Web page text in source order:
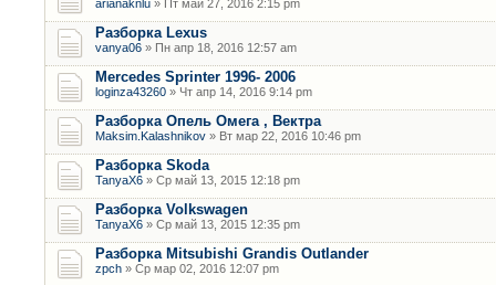
arianaknlu » Пт май 27, 2016 2:15 pm
Разборка Lexus
vanya06 » Пн апр 18, 2016 12:57 am
Mercedes Sprinter 1996- 2006
loginza43260 » Чт апр 14, 2016 9:14 pm
Разборка Опель Омега , Вектра
Maksim.Kalashnikov » Вт мар 22, 2016 10:46 pm
Разборка Skoda
TanyaX6 » Ср май 13, 2015 12:18 pm
Разборка Volkswagen
TanyaX6 » Ср май 13, 2015 12:35 pm
Разборка Mitsubishi Grandis Outlander
zpch » Ср мар 02, 2016 12:07 pm